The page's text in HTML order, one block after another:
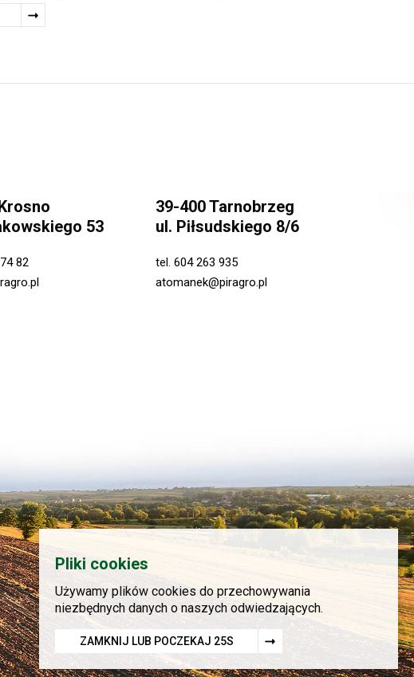
53
82
39-400 Tarnobrzeg
ul. Piłsudskiego 8/6
tel.604 263 935
atomanek@piragro.pl
Pliki cookies
Używamy plików cookies do przechowywania
niezbędnych danych o naszych odwiedzających.
ZAMKNIJ LUB POCZEKAJ 23S